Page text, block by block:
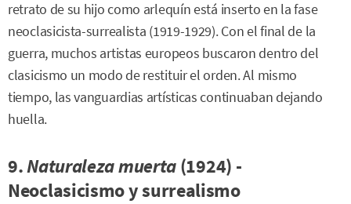
retrato de su hijo como arlequín está inserto en la fase
neoclasicista-surrealista (1919-1929). Con el final de la
guerra, muchos artistas europeos buscaron dentro del
clasicismo un modo de restituir el orden. Al mismo
tiempo, las vanguardias artísticas continuaban dejando
huella.
9.Naturaleza muerta(1924) -
Neoclasicismo y surrealismo